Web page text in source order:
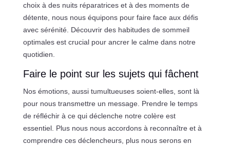
choix à des nuits réparatrices et à des moments de
détente, nous nous équipons pour faire face aux défis
avec sérénité. Découvrir des habitudes de sommeil
optimales est crucial pour ancrer le calme dans notre
quotidien.
Faire le point sur les sujets qui fâchent
Nos émotions, aussi tumultueuses soient-elles, sont là
pour nous transmettre un message. Prendre le temps
de réfléchir à ce qui déclenche notre colère est
essentiel. Plus nous nous accordons à reconnaître et à
comprendre ces déclencheurs, plus nous serons en